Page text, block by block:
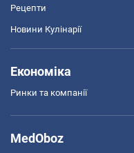
Рецепти
Новини Кулінарії
Економіка
Ринки та компанії
MedOboz